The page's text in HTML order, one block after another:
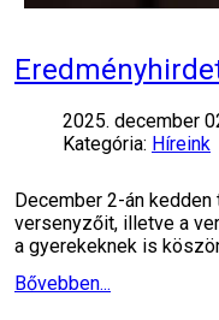
2025. december
Kategória: Híreink
December 2-án
versenyzőit, illetve a
a gyerekeknek is
Bővebben...